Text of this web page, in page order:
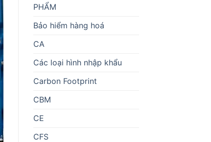
PHẨM
Bảo hiểm hàng hoá
CA
Các loại hình nhập khẩu
Carbon Footprint
CBM
CE
CFS